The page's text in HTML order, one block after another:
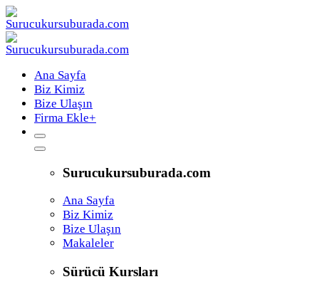
Ana Sayfa
Biz Kimiz
Bize Ulaşın
Firma Ekle+
Surucukursuburada.com
Ana Sayfa
Biz Kimiz
Bize Ulaşın
Makaleler
Sürücü Kursları